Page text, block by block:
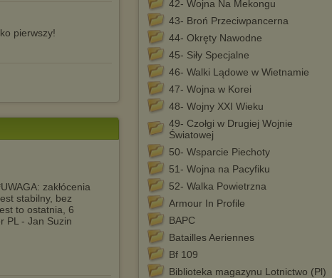
pierwszy!
42- Wojna Na Mekongu
43- Broń Przeciwpancerna
44- Okręty Nawodne
45- Siły Specjalne
46- Walki Lądowe w Wietnamie
47- Wojna w Korei
48- Wojny XXI Wieku
49- Czołgi w Drugiej Wojnie
Światowej
50- Wsparcie Piechoty
51- Wojna na Pacyfiku
52- Walka Powietrzna
Armour In Profile
BAPC
Batailles Aeriennes
Bf 109
Biblioteka magazynu Lotnictwo (Pl)
zakłócenia
stabilny, bez
to ostatnia, 6
PL - Jan Suzin